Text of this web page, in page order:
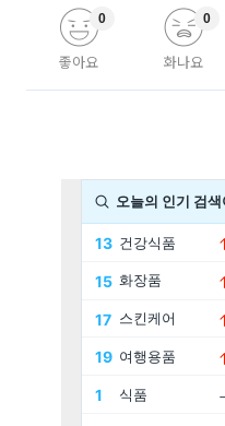
좋아요
0
화나요
0